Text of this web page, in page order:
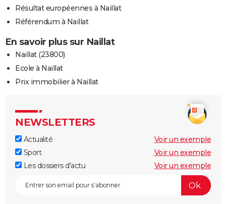
Résultat européennes à Naillat
Référendum à Naillat
En savoir plus sur Naillat
Naillat (23800)
Ecole à Naillat
Prix immobilier à Naillat
NEWSLETTERS
Actualité
Voir un exemple
Sport
Voir un exemple
Les dossiers d'actu
Voir un exemple